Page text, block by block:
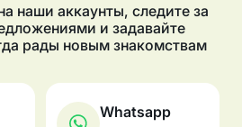
наши аккаунты, следите за
и задавайте
рады новым знакомствам
Whatsapp